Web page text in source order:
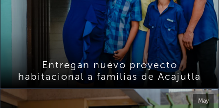
Entregan nuevo proyecto
habitacional a familias de Acajutla
May